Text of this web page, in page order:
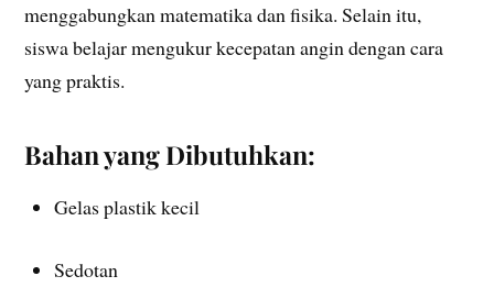
menggabungkan matematika dan fisika. Selain itu,
siswa belajar mengukur kecepatan angin dengan cara
yang praktis.
Bahan yang Dibutuhkan:
Gelas plastik kecil
Sedotan